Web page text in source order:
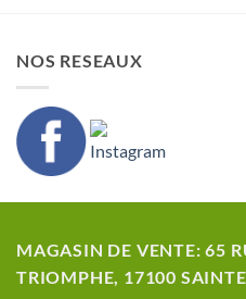
NOS RESEAUX
MAGASIN DE VENTE: 65
TRIOMPHE, 17100